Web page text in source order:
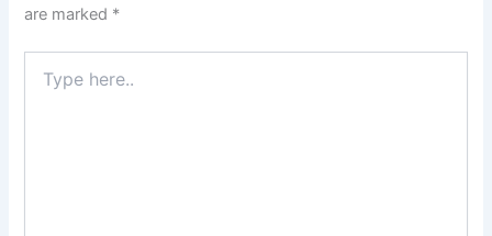
are marked *
here..